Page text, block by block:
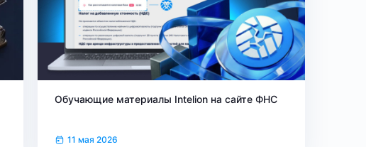
Обучающие материалы Intelion на сайте ФНС
11 мая 2026